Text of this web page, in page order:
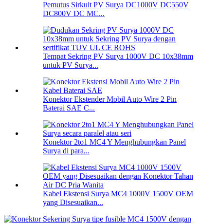
Pemutus Sirkuit PV Surya DC1000V DC550V
DC800V DC MC...
Tempat Sekring PV Surya 1000V DC 10x38mm
untuk PV Surya...
Konektor Ekstender Mobil Auto Wire 2 Pin
Baterai SAE C...
Konektor 2to1 MC4 Y Menghubungkan Panel
Surya di para...
Kabel Ekstensi Surya MC4 1000V 1500V OEM
yang Disesuaikan...